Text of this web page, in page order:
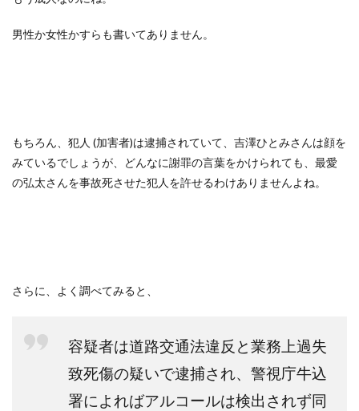
男性か女性かすらも書いてありません。
もちろん、犯人 (加害者)は逮捕されていて、吉澤ひとみさんは顔を
みているでしょうが、どんなに謝罪の言葉をかけられても、最愛
の弘太さんを事故死させた犯人を許せるわけありませんよね。
さらに、よく調べてみると、
容疑者は道路交通法違反と業務上過失
致死傷の疑いで逮捕され、 警視庁牛込
署によればアルコールは検出されず同